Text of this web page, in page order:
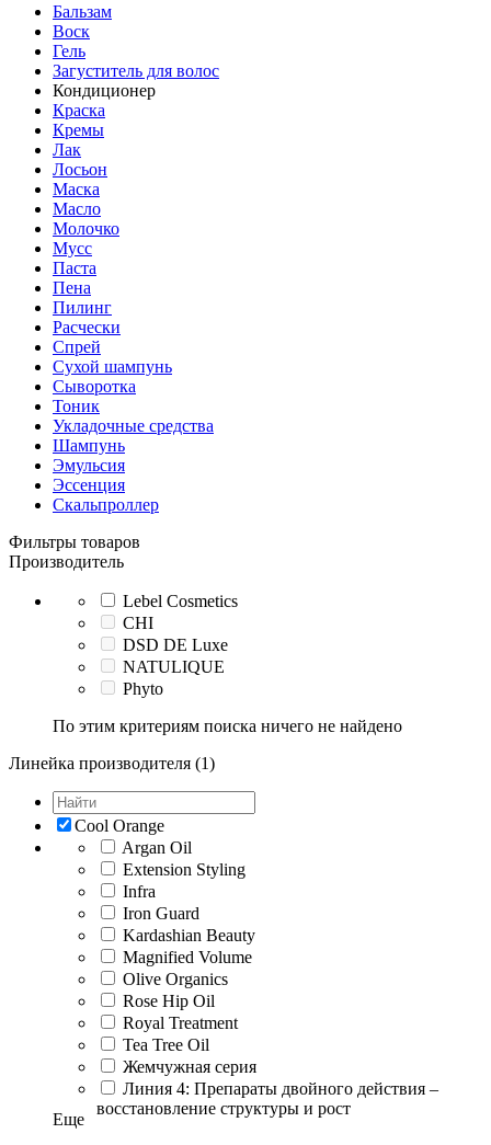
Бальзам
Воск
Гель
Загуститель для волос
Кондиционер
Краска
Кремы
Лак
Лосьон
Маска
Масло
Молочко
Мусс
Паста
Пена
Пилинг
Расчески
Спрей
Сухой шампунь
Сыворотка
Тоник
Укладочные средства
Шампунь
Эмульсия
Эссенция
Скальпроллер
Фильтры товаров
Производитель
Lebel Cosmetics
CHI
DSD DE Luxe
NATULIQUE
Phyto
По этим критериям поиска ничего не найдено
Линейка производителя (1)
Cool Orange
Argan Oil
Extension Styling
Infra
Iron Guard
Kardashian Beauty
Magnified Volume
Olive Organics
Rose Hip Oil
Royal Treatment
Tea Tree Oil
Жемчужная серия
Линия 4: Препараты двойного действия –
восстановление структуры и рост
Еще